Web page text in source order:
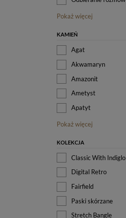
Pokaż więcej
KAMIEŃ
Agat
Akwamaryn
Amazonit
Ametyst
Apatyt
Pokaż więcej
KOLEKCJA
Classic With Indiglo
Digital Retro
Fairfield
Paski skórzane
Stretch Bangle